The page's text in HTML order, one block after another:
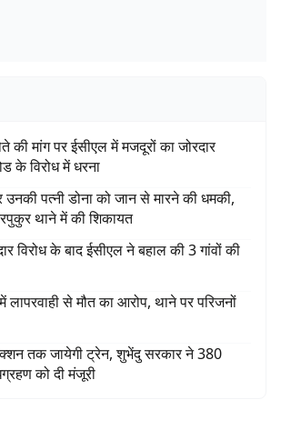
की मांग पर ईसीएल में मजदूरों का जोरदार
के विरोध में धरना
पत्नी डोना को जान से मारने की धमकी,
थाने में की शिकायत
विरोध के बाद ईसीएल ने बहाल की 3 गांवों की
लापरवाही से मौत का आरोप, थाने पर परिजनों
तक जायेगी ट्रेन, शुभेंदु सरकार ने 380
को दी मंजूरी